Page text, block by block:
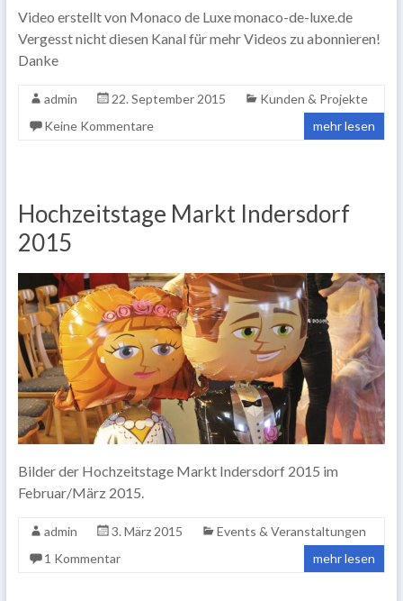
Video erstellt von Monaco de Luxe monaco-de-luxe.de
Vergesst nicht diesen Kanal für mehr Videos zu abonnieren!
Danke
admin 22. September 2015
Kunden & Projekte
Keine Kommentare
mehr lesen
Hochzeitstage Markt Indersdorf
2015
Bilder der Hochzeitstage Markt Indersdorf 2015 im
Februar/März 2015.
admin 3. März 2015
Events & Veranstaltungen
1 Kommentar
mehr lesen